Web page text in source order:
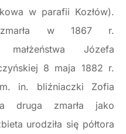
w parafii Kozłów).
zmarła w 1867 r.
Józefa
8 maja 1882 r.
in. bliźniaczki Zofia
zmarła jako
urodziła się półtora